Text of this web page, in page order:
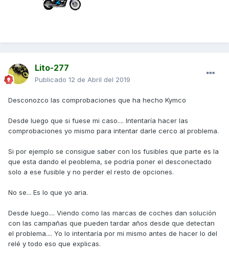
Esto te serviria para ir cercando el problema, dependiendo
que no le interesa hacer campaña para dar solución a
todas las motos vendidas
Suerte!!!
Enviado desde mi RNE-L21 mediante Tapatalk
Lito-277
Publicado 12 de Abril del 2019
Desconozco las comprobaciones que ha hecho Kymco
Desde luego que si fuese mi caso.... Intentaría hacer las
comprobaciones yo mismo para intentar darle cerco al problema.
Si por ejemplo se consigue saber con los fusibles que parte es la
que esta dando el peoblema, se podría poner el desconectado
solo a ese fusible y no perder el resto de opciones.
No se... Es lo que yo aria.
Desde luego.... Viendo como las marcas de coches dan solución
con las campañas que pueden tardar años desde que detectan
el problema.... Yo lo intentaría por mi mismo antes de hacer lo del
relé y todo eso que explicas.